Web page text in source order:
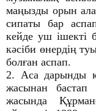
маңызды орын
сипаты бар
кейде уш ішекті
кәсіби өнердің
болған аспап.
2. Аса дарынды
жасынан
жасында